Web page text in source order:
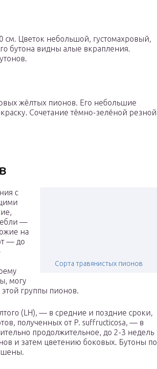
см. Цветок небольшой, густомахровый,
бутона видны алые вкрапления.
жёлтых пионов. Его небольшие
Сочетание тёмно-зелёной резной
Сорта травянистых пионов
с
—
на
— до
могу
группы пионов.
(LH), — в средние и поздние сроки,
полученных от P. suffructicosa, — в
продолжительное, до 2-3 недель
и затем цветению боковых. Бутоны по